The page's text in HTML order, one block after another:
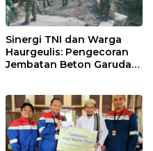
Sinergi TNI dan Warga
Haurgeulis: Pengecoran
Jembatan Beton Garuda